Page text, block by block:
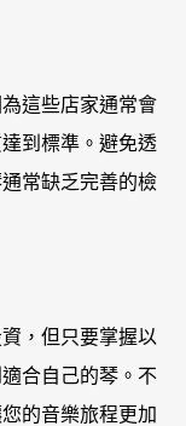
這些店家通常會
到標準。避免透
常缺乏完善的檢
，但只要掌握以
合自己的琴。不
的音樂旅程更加